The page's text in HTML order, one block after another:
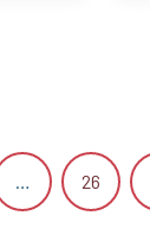
… 26